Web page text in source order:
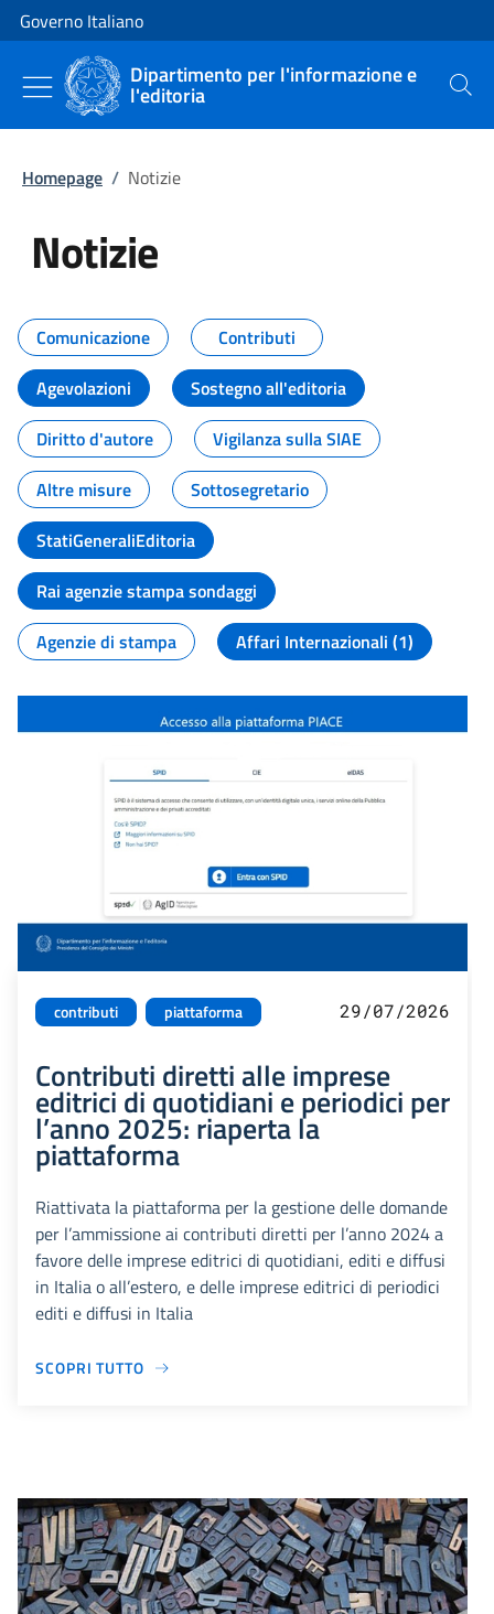
Vai al contenuto
Vai alla navigazione del sito
Governo Italiano
Dipartimento per l'informazione e
l'editoria Cerca
Homepage / Notizie
Notizie
Tutti i contenuti della pagina
Comunicazione
Contributi
Agevolazioni
Sostegno all'editoria
Diritto d'autore
Vigilanza sulla SIAE
Altre misure
Sottosegretario
StatiGeneraliEditoria
Rai agenzie stampa sondaggi
Agenzie di stampa
Affari Internazionali (1)
contributi piattaforma 29/07/2026
Contributi diretti alle imprese
editrici di quotidiani e periodici per
l’anno 2025: riaperta la
piattaforma
Riattivata la piattaforma per la gestione delle domande
per l’ammissione ai contributi diretti per l’anno 2024 a
favore delle imprese editrici di quotidiani, editi e diffusi
in Italia o all’estero, e delle imprese editrici di periodici
editi e diffusi in Italia
SCOPRI TUTTO